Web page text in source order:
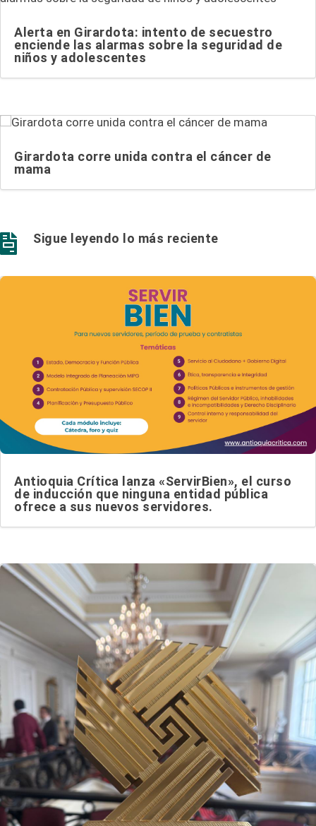
Alerta en Girardota: intento de secuestro
enciende las alarmas sobre la seguridad de
niños y adolescentes
Girardota corre unida contra el cáncer de
mama
 Sigue leyendo lo más reciente
Antioquia Crítica lanza «ServirBien», el curso
de inducción que ninguna entidad pública
ofrece a sus nuevos servidores.